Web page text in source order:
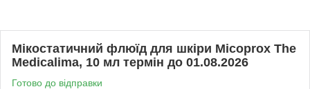
Мікостатичний флюїд для шкіри Micoprox The
Medicalima, 10 мл термін до 01.08.2026
Готово до відправки